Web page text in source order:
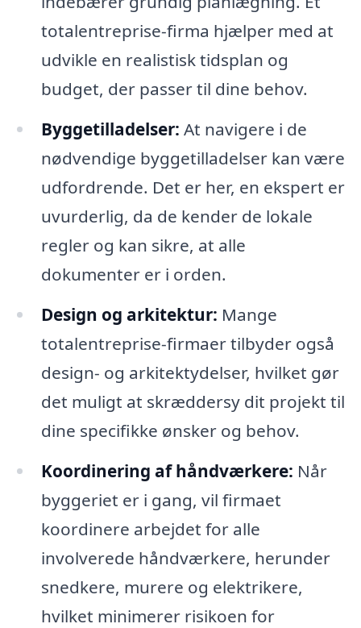
totalentreprise-firma hjælper med at
udvikle en realistisk tidsplan og
budget, der passer til dine behov.
Byggetilladelser: At navigere i de
nødvendige byggetilladelser kan være
udfordrende. Det er her, en ekspert er
uvurderlig, da de kender de lokale
regler og kan sikre, at alle
dokumenter er i orden.
Design og arkitektur: Mange
totalentreprise-firmaer tilbyder også
design- og arkitektydelser, hvilket gør
det muligt at skræddersy dit projekt til
dine specifikke ønsker og behov.
Koordinering af håndværkere: Når
byggeriet er i gang, vil firmaet
koordinere arbejdet for alle
involverede håndværkere, herunder
snedkere, murere og elektrikere,
hvilket minimerer risikoen for